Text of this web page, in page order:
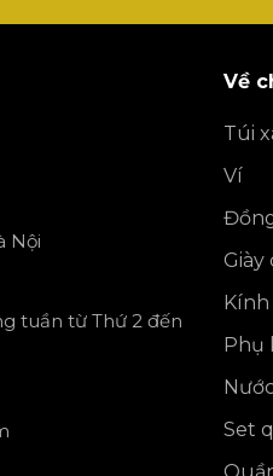
Nội
tuần từ Thứ 2 đến
Về
Túi
Ví
Giày
Phụ
Set